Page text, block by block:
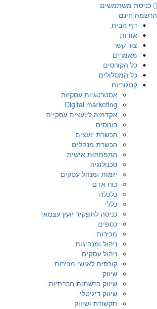
דלג
לתוכן
כניסת משתמשים
הרשמה חינם
דף הבית
אודות
צור קשר
מאמרים
כל הקורסים
כל המסלולים
קטגוריות
אסטרטגיות עסקיות
Digital marketing
אקדמיה ליועצים עסקיים
בונוסים
הכשרת יועצים
הכשרת מנהלים
התפתחות אישית
טכנולוגיה
יזמות ומנהל עסקים
כוח אדם
כלכלה
כללי
כניסה לתפקיד יועץ עצמאי
כספים
מכירות
ניהול ומנהיגות
ניהול עסקים
קורסים לאנשי מכירות
שיווק
שיווק ברשתות חברתיות
שיווק דיגיטלי
תקשורת ושיווק